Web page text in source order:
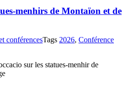
menhirs de Montaïon et de
conférencesTags 2026, Conférence
sur les statues-menhir de